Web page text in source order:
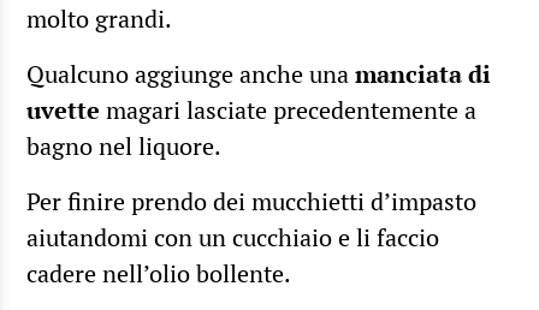
molto grandi.
Qualcuno aggiunge anche unamanciata di
uvette magari lasciate precedentemente a
bagno nel liquore.
Per finire prendo dei mucchietti d’impasto
aiutandomi con un cucchiaio e li faccio
cadere nell’olio bollente.